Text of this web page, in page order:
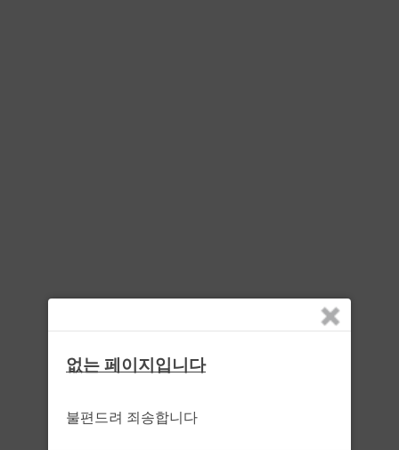
없는 페이지입니다
불편드려 죄송합니다